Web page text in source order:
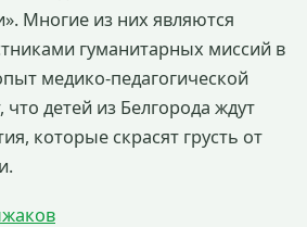
Многие из них являются
гуманитарных миссий в
медико-педагогической
детей из Белгорода ждут
которые скрасят грусть от